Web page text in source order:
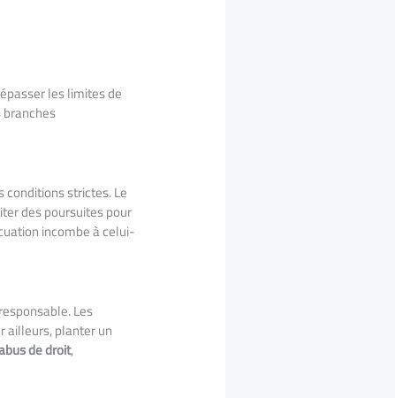
les limites de
strictes. Le
des poursuites pour
incombe à celui-
Les
ailleurs, planter un
de droit,